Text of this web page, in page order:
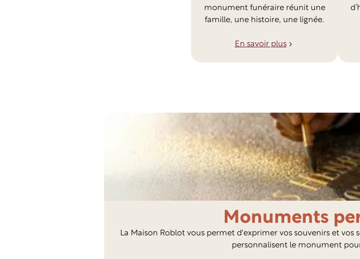
monument funéraire réunit une
famille, une histoire, une lignée.
En savoir plus
Monuments
La Maison Roblot vous permet d'exprimer vos souvenirs et
personnalisent le monument